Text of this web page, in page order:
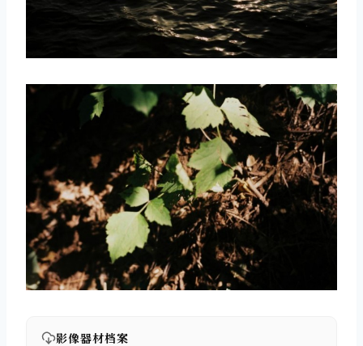
影像器材档案
搜索